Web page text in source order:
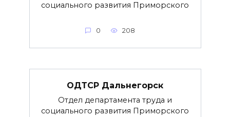
социального развития Приморского
0 208
ОДТСР Дальнегорск
Отдел департамента труда и
социального развития Приморского